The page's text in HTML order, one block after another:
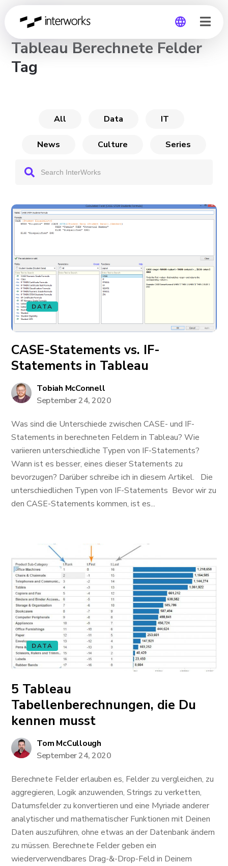
Global
CHANNEL
Tableau Berechnete Felder
Tag
All Data IT
News Culture Series
DATA
CASE-Statements vs. IF-
Statements in Tableau
Tobiah McConnell
September 24, 2020
Was sind die Unterschiede zwischen CASE- und IF-
Statements in berechneten Feldern in Tableau? Wie
variieren unterschiedliche Typen von IF-Statements?
Wann ist es besser, eines dieser Statements zu
bevorzugen? Darüber schreibe ich in diesem Artikel. Die
unterschiedlichen Typen von IF-Statements Bevor wir zu
den CASE-Statements kommen, ist es...
DATA
5 Tableau
Tabellenberechnungen, die Du
kennen musst
Tom McCullough
September 24, 2020
Berechnete Felder erlauben es, Felder zu vergleichen, zu
aggregieren, Logik anzuwenden, Strings zu verketten,
Datumsfelder zu konvertieren und eine Myriade anderer
analytischer und mathematischer Funktionen mit Deinen
Daten auszuführen, ohne etwas an der Datenbank ändern
zu müssen. Berechnete Felder geben ein
wiederverwendbares Drag-&-Drop-Feld in Deinem